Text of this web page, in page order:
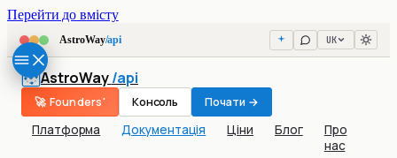
Перейти до вмісту
AstroWay/api UK
AstroWay/api
Платформа Документація Ціни Блог
Про
нас
🚀 Founders' Консоль Почати →